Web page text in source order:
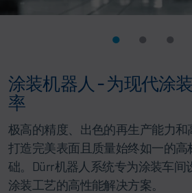
涂装机器人 - 为现代涂
率
极高的精度、出色的再生产能力和
打造完美表面且质量始终如一的高
础。Dürr机器人系统专为涂装车间
涂装工艺的高性能解决方案。